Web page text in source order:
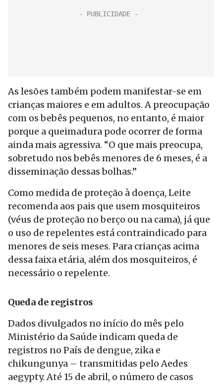
As lesões também podem manifestar-se em
crianças maiores e em adultos. A preocupação
com os bebês pequenos, no entanto, é maior
porque a queimadura pode ocorrer de forma
ainda mais agressiva. “O que mais preocupa,
sobretudo nos bebês menores de 6 meses, é a
disseminação dessas bolhas.”
Como medida de proteção à doença, Leite
recomenda aos pais que usem mosquiteiros
(véus de proteção no berço ou na cama), já que
o uso de repelentes está contraindicado para
menores de seis meses. Para crianças acima
dessa faixa etária, além dos mosquiteiros, é
necessário o repelente.
Queda de registros
Dados divulgados no início do mês pelo
Ministério da Saúde indicam queda de
registros no País de dengue, zika e
chikungunya – transmitidas pelo Aedes
aegypty. Até 15 de abril, o número de casos